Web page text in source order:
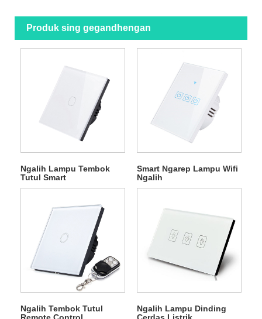
Produk sing gegandhengan
Ngalih Lampu Tembok
Tutul Smart
Smart Ngarep Lampu Wifi
Ngalih
Ngalih Tembok Tutul
Ngalih Lampu Dinding